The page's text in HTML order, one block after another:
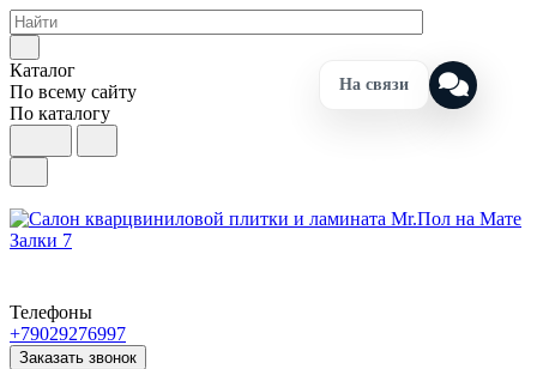
Каталог
По всему сайту
По каталогу
Телефоны
+79029276997
Заказать звонок
На связи